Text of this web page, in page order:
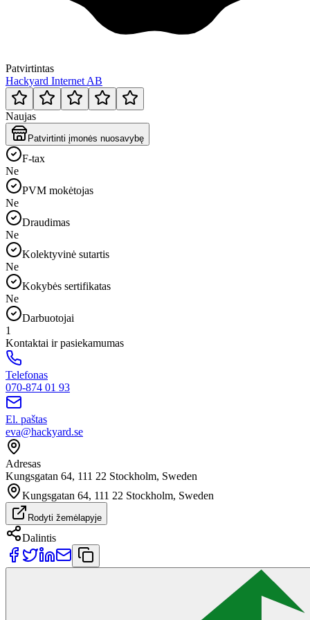
Patvirtintas
Hackyard Internet AB
Naujas
Patvirtinti įmonės nuosavybę
F-tax
Ne
PVM mokėtojas
Ne
Draudimas
Ne
Kolektyvinė sutartis
Ne
Kokybės sertifikatas
Ne
Darbuotojai
1
Kontaktai ir pasiekamumas
Telefonas
070-874 01 93
El. paštas
eva@hackyard.se
Adresas
Kungsgatan 64, 111 22 Stockholm, Sweden
Kungsgatan 64, 111 22 Stockholm, Sweden
Rodyti žemėlapyje
Dalintis